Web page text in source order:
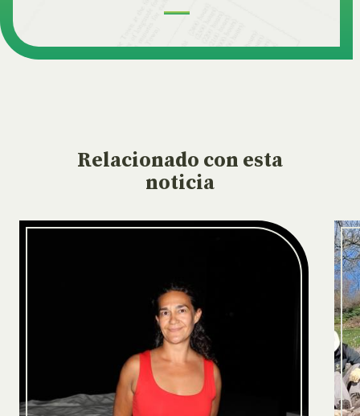
Relacionado con esta
noticia